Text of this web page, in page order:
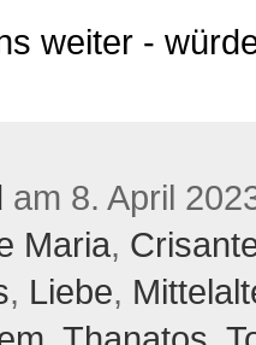
weiter -
am 8. April
Maria,
, Liebe,